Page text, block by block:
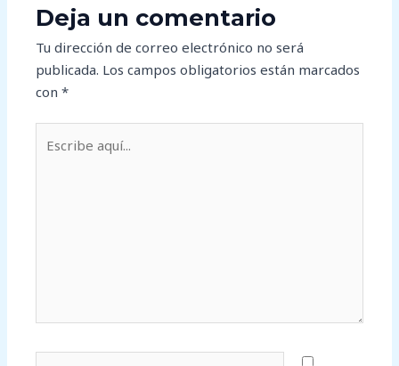
Deja un comentario
Tu dirección de correo electrónico no será
publicada. Los campos obligatorios están marcados
con*
aquí...